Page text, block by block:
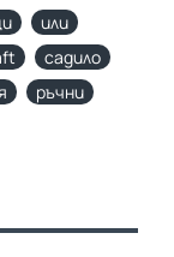
или
садило
ръчни